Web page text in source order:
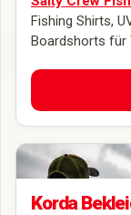
Fishing Shirts,
Boardshorts für
Korda Fishing
Korda